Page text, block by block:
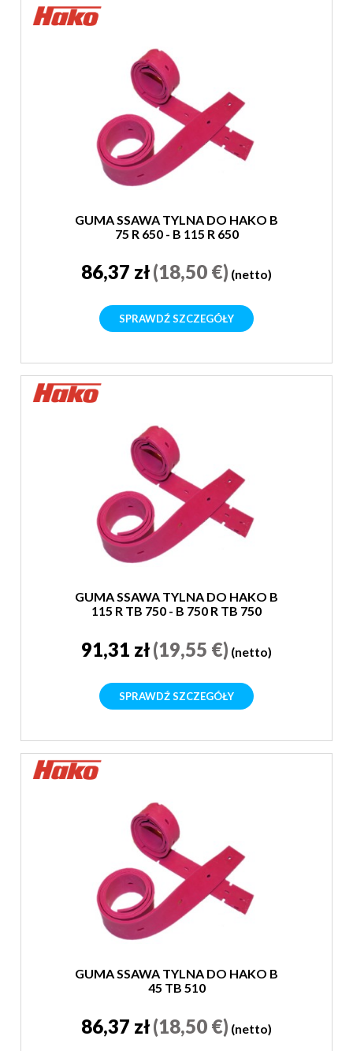
GUMA SSAWA TYLNA DO HAKO B
75 R 650 - B 115 R 650
86,37 zł(18,50 €) (netto)
SPRAWDŹ SZCZEGÓŁY
GUMA SSAWA TYLNA DO HAKO B
115 R TB 750 - B 750 R TB 750
91,31 zł(19,55 €) (netto)
SPRAWDŹ SZCZEGÓŁY
GUMA SSAWA TYLNA DO HAKO B
45 TB 510
86,37 zł(18,50 €) (netto)